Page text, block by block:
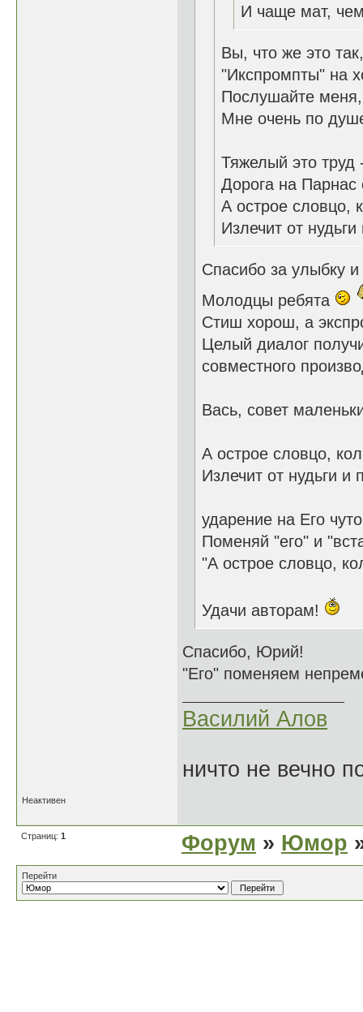
И чаще мат,
Вы, что же это
"Икспромпты" на
Послушайте
Мне очень по
Тяжелый это труд
Дорога на Парнас
А острое словцо,
Излечит от
Спасибо за улыбку
Молодцы ребята
Стиш хорош, а
Целый диалог
совместного
Вась, совет
А острое словцо,
Излечит от нудьги и
ударение на Его
Поменяй "его" и
"А острое словцо,
Удачи авторам!
Спасибо, Юрий!
"Его" поменяем
Василий Алов
ничто не вечно
Неактивен
Страниц: 1 Форум » Юмор
Перейти